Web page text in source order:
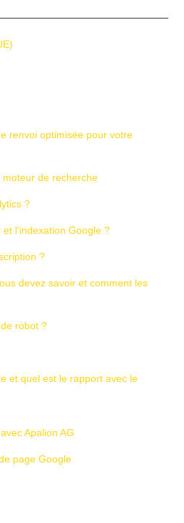
Apalion AG
page Google
renvoi optimisée pour votre
de recherche
?
l'indexation Google ?
?
devez savoir et comment les
robot ?
et quel est le rapport avec le